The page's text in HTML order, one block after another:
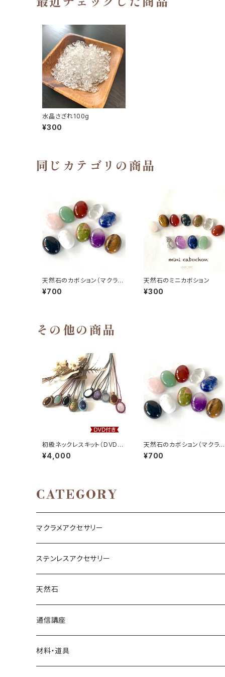
水晶さざれ100g
¥300
同じカテゴリの商品
天然石のカボション（マクラメ
編みに最適♡）
¥700
天然石のミニカボション
¥300
その他の商品
初級ネックレスキット（DVD付
き）【マクラメ編み通信講座】
¥4,000
天然石のカボション（マクラメ
編みに最適♡）
¥700
CATEGORY
マクラメアクセサリー
ネックレス
ブレスレット
リング
ピアス
ステンレスアクセサリー
ネックレス
ピアス
天然石
丸玉
アベンチュリン
カボション
通信講座
ブレスレット
材料・道具